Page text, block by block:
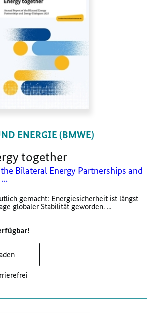
ENERGIE (BMWE)
together
Bilateral Energy Partnerships and
gemacht: Energiesicherheit ist längst
globaler Stabilität geworden. ...